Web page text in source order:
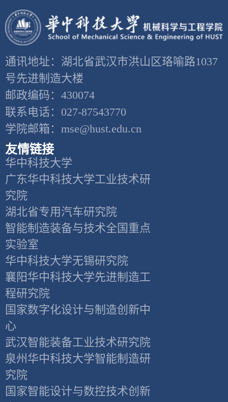
通讯地址：湖北省武汉市洪山区珞喻路1037
号先进制造大楼
邮政编码：430074
联系电话：027-87543770
学院邮箱：mse@hust.edu.cn
友情链接
华中科技大学
广东华中科技大学工业技术研
究院
湖北省专用汽车研究院
智能制造装备与技术全国重点
实验室
华中科技大学无锡研究院
襄阳华中科技大学先进制造工
程研究院
国家数字化设计与制造创新中
心
武汉智能装备工业技术研究院
泉州华中科技大学智能制造研
究院
国家智能设计与数控技术创新